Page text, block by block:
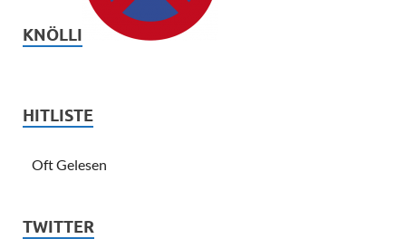
KNÖLLI
HITLISTE
Oft Gelesen
TWITTER